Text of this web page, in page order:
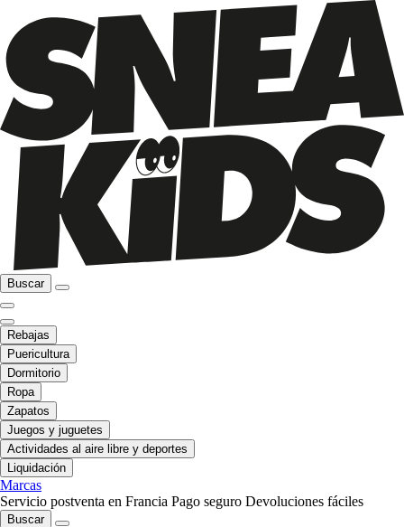
Buscar
Rebajas
Puericultura
Dormitorio
Ropa
Zapatos
Juegos y juguetes
Actividades al aire libre y deportes
Liquidación
Marcas
Servicio postventa en Francia Pago seguro Devoluciones fáciles
Buscar